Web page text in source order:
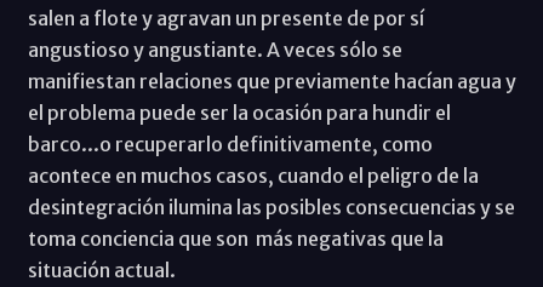
salen a flote y agravan un presente de por sí
angustioso y angustiante. A veces sólo se
manifiestan relaciones que previamente hacían agua y
el problema puede ser la ocasión para hundir el
barco...o recuperarlo definitivamente, como
acontece en muchos casos, cuando el peligro de la
desintegración ilumina las posibles consecuencias y se
toma conciencia que son más negativas que la
situación actual.